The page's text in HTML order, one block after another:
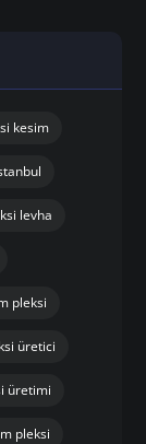
kesim
levha
pleksi
üretici
üretimi
pleksi